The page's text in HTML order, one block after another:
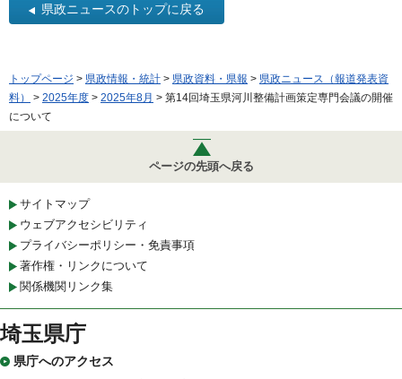
県政ニュースのトップに戻る
トップページ > 県政情報・統計 > 県政資料・県報 > 県政ニュース（報道発表資
料）
> 2025年度 > 2025年8月 > 第14回埼玉県河川整備計画策定専門会議の開催
について
ページの先頭へ戻る
サイトマップ
ウェブアクセシビリティ
プライバシーポリシー・免責事項
著作権・リンクについて
関係機関リンク集
埼玉県庁
県庁へのアクセス